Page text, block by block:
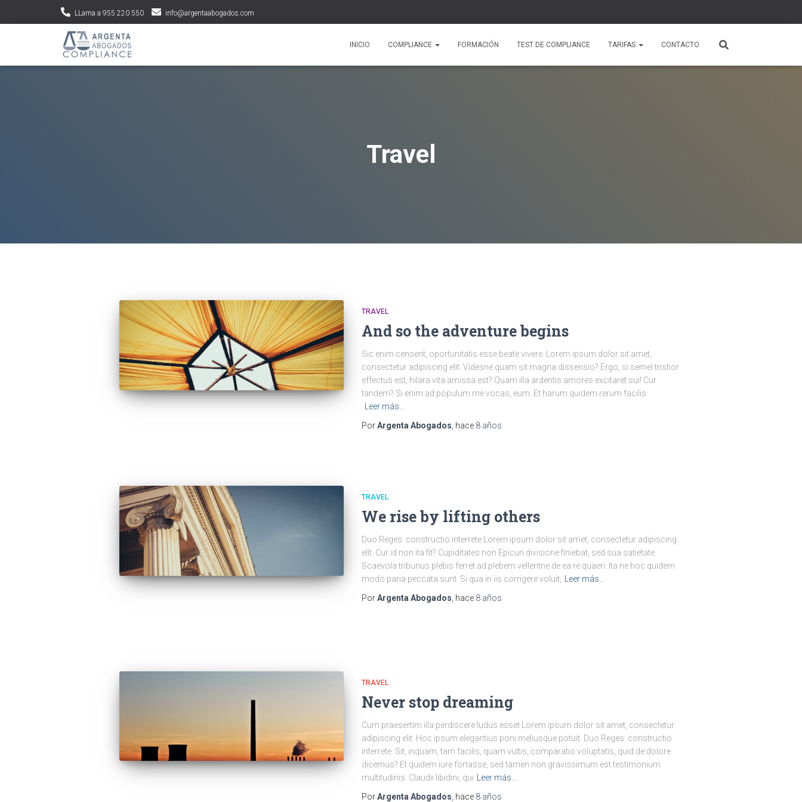
LLama a 955 220 550 info@argentaabogados.com
INICIO COMPLIANCE FORMACIÓN TEST DE COMPLIANCE TARIFAS CONTACTO
Travel
TRAVEL
And so the adventure begins
Sic enim censent, oportunitatis esse beate vivere. Lorem ipsum dolor sit amet,
consectetur adipiscing elit. Videsne quam sit magna dissensio? Ergo, si semel tristior
effectus est, hilara vita amissa est? Quam illa ardentis amores excitaret sui! Cur
tandem? Si enim ad populum me vocas, eum. Et harum quidem rerum facilis
Leer más…
PorArgenta Abogados , hace 8 años
TRAVEL
We rise by lifting others
Duo Reges: constructio interrete Lorem ipsum dolor sit amet, consectetur adipiscing
elit. Cur id non ita fit? Cupiditates non Epicuri divisione finiebat, sed sua satietate.
Scaevola tribunus plebis ferret ad plebem vellentne de ea re quaeri. Ita ne hoc quidem
modo paria peccata sunt. Si qua in iis corrigere voluit,
Leer más…
PorArgenta Abogados , hace 8 años
TRAVEL
Never stop dreaming
Cum praesertim illa perdiscere ludus esset Lorem ipsum dolor sit amet, consectetur
adipiscing elit. Hoc ipsum elegantius poni meliusque potuit. Duo Reges: constructio
interrete. Sit, inquam, tam facilis, quam vultis, comparatio voluptatis, quid de dolore
dicemus? Et quidem iure fortasse, sed tamen non gravissimum est testimonium
multitudinis. Claudii libidini, qui
Leer más…
PorArgenta Abogados , hace 8 años